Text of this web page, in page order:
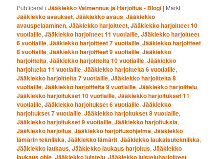
Publicerat i Jääkiekko Valmennus ja Harjoitus - Blogi | Märkt
Jääkiekko avaukset,Jääkiekko avaus,Jääkiekko
avauspelaaminen,Jääkiekko harjoitteet,Jääkiekko harjoitteet 10
vuotiaille,Jääkiekko harjoitteet 11 vuotiaille,Jääkiekko harjoitteet
6 vuotiaille,Jääkiekko harjoitteet 7 vuotiaille,Jääkiekko harjoitteet
8 vuotiaille,Jääkiekko harjoitteet 9 vuotiaille,Jääkiekko
harjoitteita,Jääkiekko harjoitteita 10 vuotiaille,Jääkiekko
harjoitteita 11 vuotiaille,Jääkiekko harjoitteita 6 vuotiaille,
Jääkiekko harjoitteita 7 vuotiaille,Jääkiekko harjoitteita 8
vuotiaille,Jääkiekko harjoitteita 9 vuotiaille,Jääkiekko harjoittelu,
Jääkiekko harjoitukset 10 vuotiaille,Jääkiekko harjoitukset 11
vuotiaille,Jääkiekko harjoitukset 6 vuotiaille,Jääkiekko
harjoitukset 7 vuotiaille,Jääkiekko harjoitukset 8 vuotiaille,
Jääkiekko harjoitukset 9 vuotiaille,Jääkiekko harjoituksia,
Jääkiekko harjoitus,Jääkiekko harjoitusohjelma,Jääkiekko
lämärin tekniikka,Jääkiekko lämärit,Jääkiekko laukaisutekniikka,
Jääkiekko laukaus,Jääkiekko laukaus harjoitus,Jääkiekko
laukaus ohje,Jääkiekko luistelu,Jääkiekko luisteluharjoitteet,